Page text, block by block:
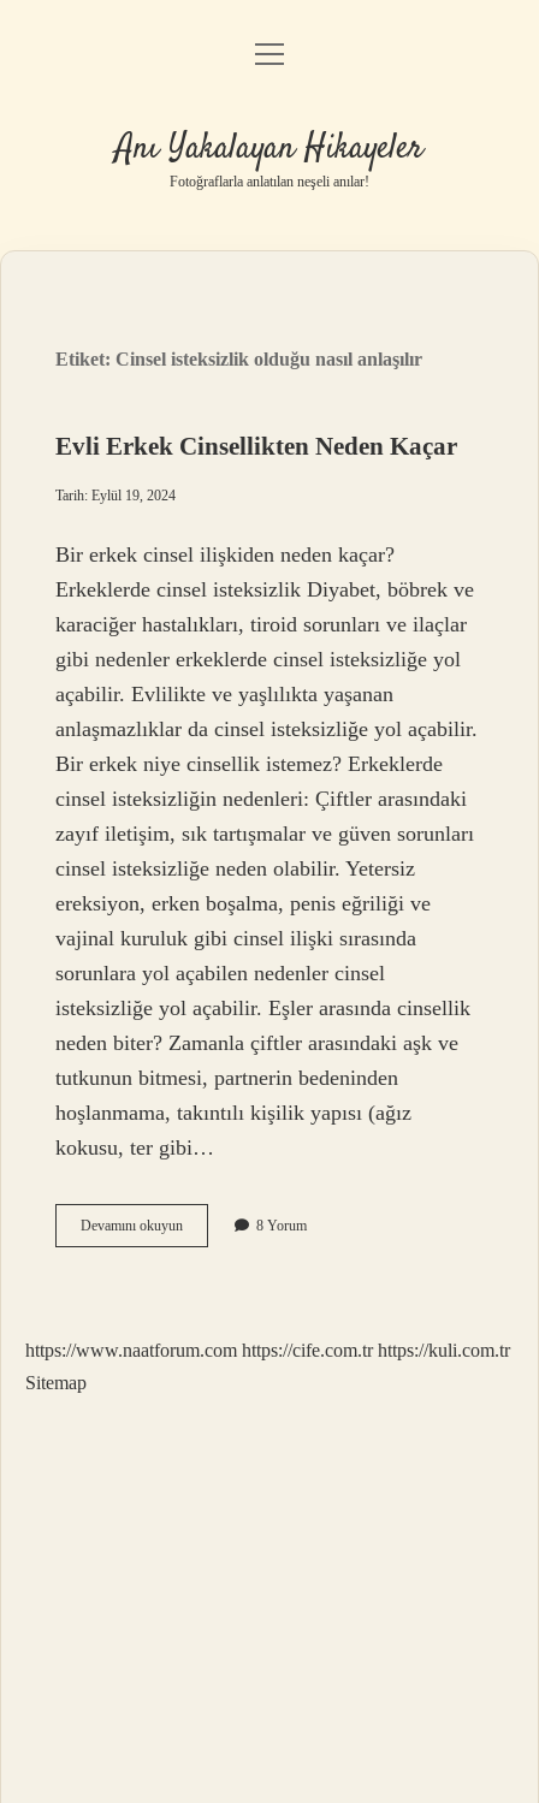
Anasayfa
Yasal Uyarı
menüyü
Anı Yakalayan Hikayeler
Fotoğraflarla anlatılan neşeli anılar!
Etiket:Cinsel isteksizlik olduğu nasıl anlaşılır
Evli Erkek Cinsellikten Neden Kaçar
Tarih: Eylül 19, 2024
Bir erkek cinsel ilişkiden neden kaçar?
Erkeklerde cinsel isteksizlik Diyabet, böbrek ve
karaciğer hastalıkları, tiroid sorunları ve ilaçlar
gibi nedenler erkeklerde cinsel isteksizliğe yol
açabilir. Evlilikte ve yaşlılıkta yaşanan
anlaşmazlıklar da cinsel isteksizliğe yol açabilir.
Bir erkek niye cinsellik istemez? Erkeklerde
cinsel isteksizliğin nedenleri: Çiftler arasındaki
zayıf iletişim, sık tartışmalar ve güven sorunları
cinsel isteksizliğe neden olabilir. Yetersiz
ereksiyon, erken boşalma, penis eğriliği ve
vajinal kuruluk gibi cinsel ilişki sırasında
sorunlara yol açabilen nedenler cinsel
isteksizliğe yol açabilir. Eşler arasında cinsellik
neden biter? Zamanla çiftler arasındaki aşk ve
tutkunun bitmesi, partnerin bedeninden
hoşlanmama, takıntılı kişilik yapısı (ağız
kokusu, ter gibi…
Devamını okuyunEvli
Erkek
8 Yorum
https://www.naatforum.com https://cife.com.tr https://kuli.com.tr
Sitemap